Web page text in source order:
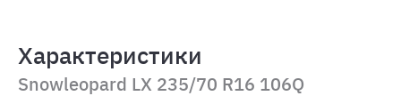
Характеристики
Snowleopard LX 235/70 R16 106Q